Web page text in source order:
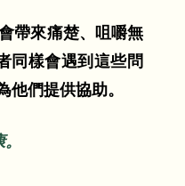
帶來痛楚、咀嚼無
同樣會遇到這些問
們提供協助。